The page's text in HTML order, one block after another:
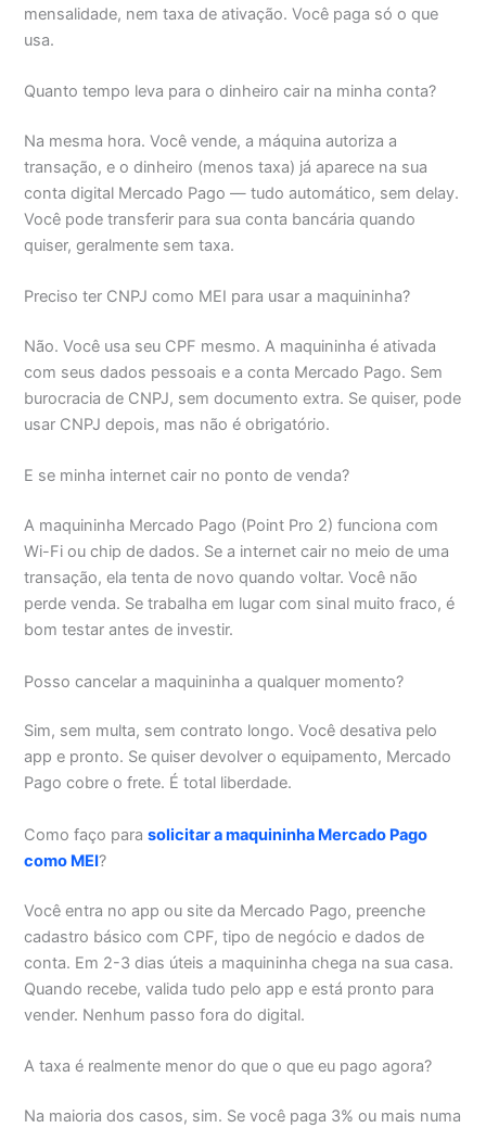
mensalidade, nem taxa de ativação. Você paga só o que
usa.
Quanto tempo leva para o dinheiro cair na minha conta?
Na mesma hora. Você vende, a máquina autoriza a
transação, e o dinheiro (menos taxa) já aparece na sua
conta digital Mercado Pago — tudo automático, sem delay.
Você pode transferir para sua conta bancária quando
quiser, geralmente sem taxa.
Preciso ter CNPJ como MEI para usar a maquininha?
Não. Você usa seu CPF mesmo. A maquininha é ativada
com seus dados pessoais e a conta Mercado Pago. Sem
burocracia de CNPJ, sem documento extra. Se quiser, pode
usar CNPJ depois, mas não é obrigatório.
E se minha internet cair no ponto de venda?
A maquininha Mercado Pago (Point Pro 2) funciona com
Wi-Fi ou chip de dados. Se a internet cair no meio de uma
transação, ela tenta de novo quando voltar. Você não
perde venda. Se trabalha em lugar com sinal muito fraco, é
bom testar antes de investir.
Posso cancelar a maquininha a qualquer momento?
Sim, sem multa, sem contrato longo. Você desativa pelo
app e pronto. Se quiser devolver o equipamento, Mercado
Pago cobre o frete. É total liberdade.
Como faço parasolicitar a maquininha Mercado Pago
como MEI?
Você entra no app ou site da Mercado Pago, preenche
cadastro básico com CPF, tipo de negócio e dados de
conta. Em 2-3 dias úteis a maquininha chega na sua casa.
Quando recebe, valida tudo pelo app e está pronto para
vender. Nenhum passo fora do digital.
A taxa é realmente menor do que o que eu pago agora?
Na maioria dos casos, sim. Se você paga 3% ou mais numa